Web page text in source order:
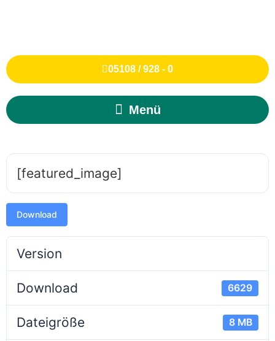
05108 / 928 - 0
[featured_image]
Download
Version
Download 6629
Dateigröße 8 MB